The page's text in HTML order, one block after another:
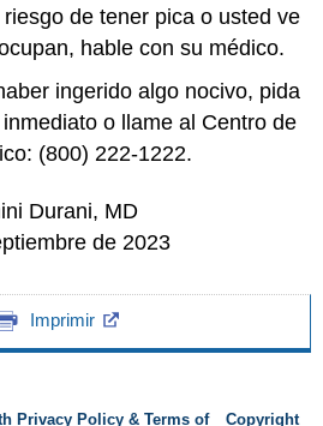
de tener pica o usted ve
hable con su médico.
ingerido algo nocivo, pida
o llame al Centro de
(800) 222-1222.
Durani, MD
de 2023
Imprimir
Privacy Policy & Terms of Copyright